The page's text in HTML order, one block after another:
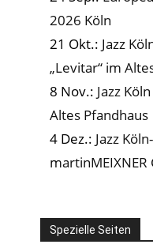
2026 Köln
21 Okt.: Jazz
„Levitar“ im
8 Nov.: Jazz
Altes Pfandhaus
4 Dez.: Jazz
Spezielle Seiten